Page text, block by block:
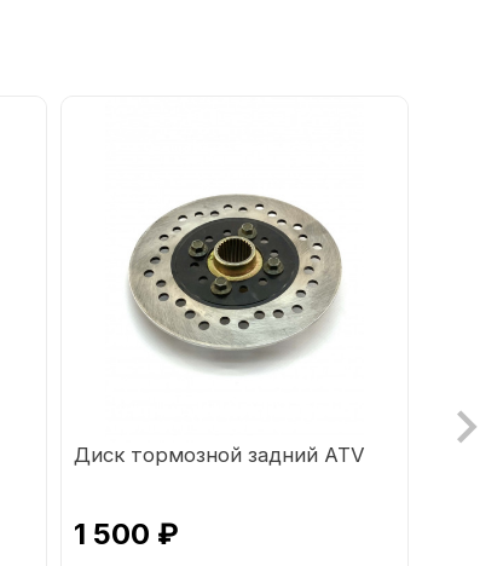
Диск тормозной задний ATV
1 500 ₽